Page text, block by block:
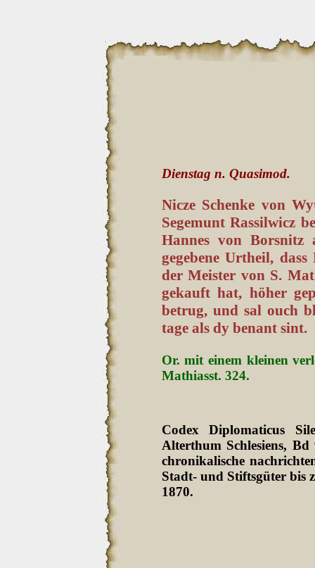
Dienstag n. Quasimod.
Nicze Schenke von
Segemunt Rassilwicz
Hannes von Borsnitz
gegebene Urtheil,
der Meister von S.
gekauft hat, höher
betrug, und sal ouch
tage als dy benant sint.
Or. mit einem kleinen
Mathiasst. 324.
Codex Diplomaticus
Alterthum Schlesiens,
chronikalische
Stadt- und Stiftsgüter bis
1870.